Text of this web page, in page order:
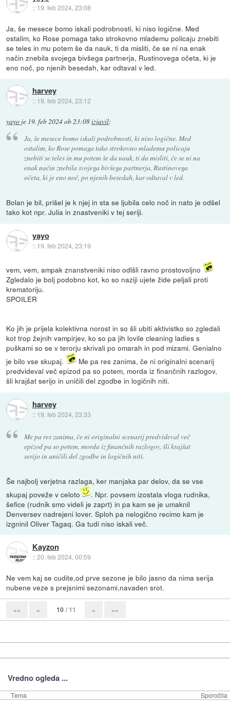
:: 19. feb 2024, 23:08
Ja, še mesece bomo iskali podrobnosti, ki niso logične. Med
ostalim, ko Rose pomaga tako strokovno mlademu policaju znebiti
se teles in mu potem še da nauk, ti da misliti, če se ni na enak
način znebila svojega bivšega partnerja, Rustinovega očeta, ki je
eno noč, po njenih besedah, kar odtaval v led.
harvey
:: 19. feb 2024, 23:12
yayo je 19. feb 2024 ob 23:08izjavil:
Ja, še mesece bomo iskali podrobnosti, ki niso logične. Med
ostalim, ko Rose pomaga tako strokovno mlademu policaju
znebiti se teles in mu potem še da nauk, ti da misliti, če se ni na
enak način znebila svojega bivšega partnerja, Rustinovega
očeta, ki je eno noč, po njenih besedah, kar odtaval v led.
Bolan je bil, prišel je k njej in sta se ljubila celo noč in nato je odšel
tako kot npr. Julia in znastveniki v tej seriji.
yayo
:: 19. feb 2024, 23:19
vem, vem, ampak znanstveniki niso odlšli ravno prostovoljno
Zgledalo je bolj podobno kot, ko so naziji ujete žide peljali proti
krematoriju.
SPOILER
Ko jih je prijela kolektivna norost in so šli ubiti aktivistko so zgledali
kot trop žejnih vampirjev, ko so pa jih lovile cleaning ladies s
puškami so se v terorju skrivali po omarah in pod mizami. Genialno
je bilo vse skupaj.
Me pa res zanima, če ni originalni scenarij
predvideval več epizod pa so potem, morda iz finančnih razlogov,
šli krajšat serijo in uničili del zgodbe in logičnih niti.
harvey
:: 19. feb 2024, 23:33
Me pa res zanima, če ni originalni scenarij predvideval več
epizod pa so potem, morda iz finančnih razlogov, šli krajšat
serijo in uničili del zgodbe in logičnih niti.
Še najbolj verjetna razlaga, ker manjaka par delov, da se vse
skupaj poveže v celoto
. Npr. povsem izostala vloga rudnika,
šefice (rudnik smo videli je zaprt) in pa kam se je umaknil
Denversev nadrejeni lover. Sploh pa nelogično recimo kam je
izgninil Oliver Tagaq. Ga tudi niso iskali več.
Kayzon
::20. feb 2024, 00:59
Ne vem kaj se cudite,od prve sezone je bilo jasno da nima serija
nubene veze s prejsnimi sezonami,navaden srot.
«« « 10 / 11 » »»
Vredno ogleda ...
Tema Sporočila